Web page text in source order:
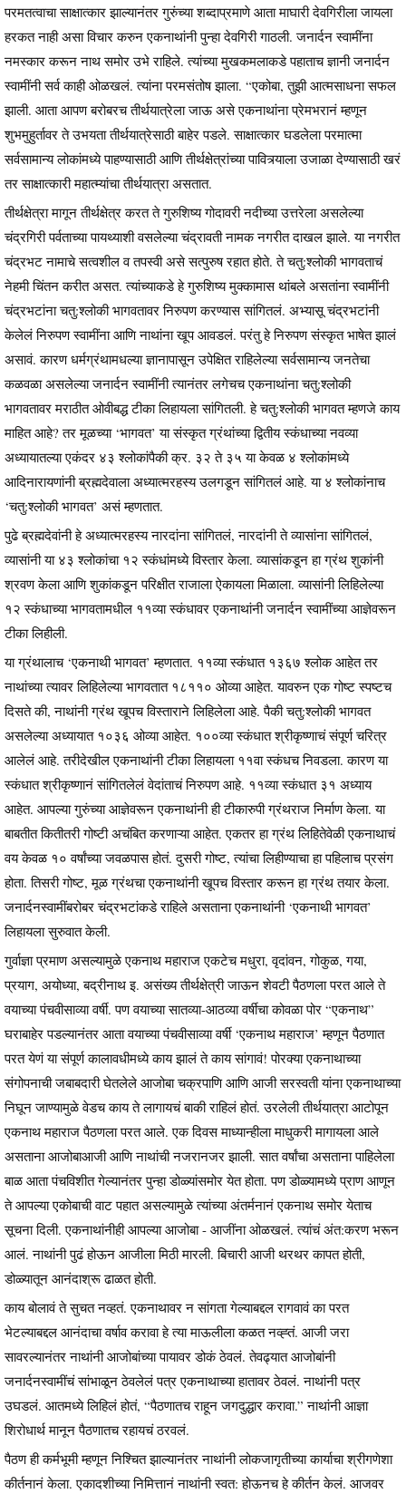
परमतत्वाचा साक्षात्कार झाल्यानंतर गुरुंच्या शब्दाप्रमाणे आता माघारी देवगिरीला जायला
हरकत नाही असा विचार करुन एकनाथांनी पुन्हा देवगिरी गाठली. जनार्दन स्वामींना
नमस्कार करून नाथ समोर उभे राहिले. त्यांच्या मुखकमलाकडे पहाताच ज्ञानी जनार्दन
स्वामींनी सर्व काही ओळखलं. त्यांना परमसंतोष झाला. “एकोबा, तुझी आत्मसाधना सफल
झाली. आता आपण बरोबरच तीर्थयात्रेला जाऊ असे एकनाथांना प्रेमभरानं म्हणून
शुभमुहुर्तावर ते उभयता तीर्थयात्रेसाठी बाहेर पडले. साक्षात्कार घडलेला परमात्मा
सर्वसामान्य लोकांमध्ये पाहण्यासाठी आणि तीर्थक्षेत्रांच्या पावित्र्याला उजाळा देण्यासाठी खरं
तर साक्षात्कारी महात्म्यांचा तीर्थयात्रा असतात.
तीर्थक्षेत्रा मागून तीर्थक्षेत्र करत ते गुरुशिष्य गोदावरी नदीच्या उत्तरेला असलेल्या
चंद्रगिरी पर्वताच्या पायथ्याशी वसलेल्या चंद्रावती नामक नगरीत दाखल झाले. या नगरीत
चंद्रभट नामाचे सत्वशील व तपस्वी असे सत्पुरुष रहात होते. ते चतु:श्लोकी भागवताचं
नेहमी चिंतन करीत असत. त्यांच्याकडे हे गुरुशिष्य मुक्कामास थांबले असतांना स्वामींनी
चंद्रभटांना चतु:श्लोकी भागवतावर निरुपण करण्यास सांगितलं. अभ्यासू चंद्रभटांनी
केलेलं निरुपण स्वामींना आणि नाथांना खूप आवडलं. परंतु हे निरुपण संस्कृत भाषेत झालं
असावं. कारण धर्मग्रंथामधल्या ज्ञानापासून उपेक्षित राहिलेल्या सर्वसामान्य जनतेचा
कळवळा असलेल्या जनार्दन स्वामींनी त्यानंतर लगेचच एकनाथांना चतु:श्लोकी
भागवतावर मराठीत ओवीबद्ध टीका लिहायला सांगितली. हे चतु:श्लोकी भागवत म्हणजे काय
माहित आहे? तर मूळच्या ‘भागवत’ या संस्कृत ग्रंथांच्या द्वितीय स्कंधाच्या नवव्या
अध्यायातल्या एकंदर ४३ श्लोकांपैकी क्र. ३२ ते ३५ या केवळ ४ श्लोकांमध्ये
आदिनारायणांनी ब्रह्मदेवाला अध्यात्मरहस्य उलगडून सांगितलं आहे. या ४ श्लोकांनाच
‘चतु:श्लोकी भागवत’ असं म्हणतात.
पुढे ब्रह्मदेवांनी हे अध्यात्मरहस्य नारदांना सांगितलं, नारदांनी ते व्यासांना सांगितलं,
व्यासांनी या ४३ श्लोकांचा १२ स्कंधांमध्ये विस्तार केला. व्यासांकडून हा ग्रंथ शुकांनी
श्रवण केला आणि शुकांकडून परिक्षीत राजाला ऐकायला मिळाला. व्यासांनी लिहिलेल्या
१२ स्कंधाच्या भागवतामधील ११व्या स्कंधावर एकनाथांनी जनार्दन स्वामींच्या आज्ञेवरून
टीका लिहीली.
या ग्रंथालाच ‘एकनाथी भागवत’ म्हणतात. ११व्या स्कंधात १३६७ श्लोक आहेत तर
नाथांच्या त्यावर लिहिलेल्या भागवतात १८११० ओव्या आहेत. यावरुन एक गोष्ट स्पष्टच
दिसते की, नाथांनी ग्रंथ खूपच विस्ताराने लिहिलेला आहे. पैकी चतु:श्लोकी भागवत
असलेल्या अध्यायात १०३६ ओव्या आहेत. १००व्या स्कंधात श्रीकृष्णाचं संपूर्ण चरित्र
आलेलं आहे. तरीदेखील एकनाथांनी टीका लिहायला ११वा स्कंधच निवडला. कारण या
स्कंधात श्रीकृष्णानं सांगितलेलं वेदांताचं निरुपण आहे. ११व्या स्कंधात ३१ अध्याय
आहेत. आपल्या गुरुंच्या आज्ञेवरून एकनाथांनी ही टीकारुपी ग्रंथराज निर्माण केला. या
बाबतीत कितीतरी गोष्टी अचंबित करणाऱ्या आहेत. एकतर हा ग्रंथ लिहितेवेळी एकनाथाचं
वय केवळ १० वर्षांच्या जवळपास होतं. दुसरी गोष्ट, त्यांचा लिहीण्याचा हा पहिलाच प्रसंग
होता. तिसरी गोष्ट, मूळ ग्रंथचा एकनाथांनी खूपच विस्तार करून हा ग्रंथ तयार केला.
जनार्दनस्वामींबरोबर चंद्रभटांकडे राहिले असताना एकनाथांनी ‘एकनाथी भागवत’
लिहायला सुरुवात केली.
गुर्वाज्ञा प्रमाण असल्यामुळे एकनाथ महाराज एकटेच मधुरा, वृदांवन, गोकुळ, गया,
प्रयाग, अयोध्या, बद्रीनाथ इ. असंख्य तीर्थक्षेत्री जाऊन शेवटी पैठणला परत आले ते
वयाच्या पंचवीसाव्या वर्षी. पण वयाच्या सातव्या-आठव्या वर्षीचा कोवळा पोर “एकनाथ”
घराबाहेर पडल्यानंतर आता वयाच्या पंचवीसाव्या वर्षी ‘एकनाथ महाराज’ म्हणून पैठणात
परत येणं या संपूर्ण कालावधीमध्ये काय झालं ते काय सांगावं! पोरक्या एकनाथाच्या
संगोपनाची जबाबदारी घेतलेले आजोबा चक्रपाणि आणि आजी सरस्वती यांना एकनाथाच्या
निघून जाण्यामुळे वेडच काय ते लागायचं बाकी राहिलं होतं. उरलेली तीर्थयात्रा आटोपून
एकनाथ महाराज पैठणला परत आले. एक दिवस माध्यान्हीला माधुकरी मागायला आले
असताना आजोबाआजी आणि नाथांची नजरानजर झाली. सात वर्षांचा असताना पाहिलेला
बाळ आता पंचविशीत गेल्यानंतर पुन्हा डोळ्यांसमोर येत होता. पण डोळ्यामध्ये प्राण आणून
ते आपल्या एकोबाची वाट पहात असल्यामुळे त्यांच्या अंतर्मनानं एकनाथ समोर येताच
सूचना दिली. एकनाथांनीही आपल्या आजोबा - आजींना ओळखलं. त्यांचं अंत:करण भरून
आलं. नाथांनी पुढं होऊन आजीला मिठी मारली. बिचारी आजी थरथर कापत होती,
डोळ्यातून आनंदाश्रू ढाळत होती.
काय बोलावं ते सुचत नव्हतं. एकनाथावर न सांगता गेल्याबद्दल रागवावं का परत
भेटल्याबद्दल आनंदाचा वर्षाव करावा हे त्या माऊलीला कळत नव्ह्तं. आजी जरा
सावरल्यानंतर नाथांनी आजोबांच्या पायावर डोकं ठेवलं. तेवढ्यात आजोबांनी
जनार्दनस्वामींचं सांभाळून ठेवलेलं पत्र एकनाथाच्या हातावर ठेवलं. नाथांनी पत्र
उघडलं. आतमध्ये लिहिलं होतं, “पैठणातच राहून जगदुद्धार करावा.” नाथांनी आज्ञा
शिरोधार्थ मानून पैठणातच रहायचं ठरवलं.
पैठण ही कर्मभूमी म्हणून निश्चित झाल्यानंतर नाथांनी लोकजागृतीच्या कार्याचा श्रीगणेशा
कीर्तनानं केला. एकादशीच्या निमित्तानं नाथांनी स्वत: होऊनच हे कीर्तन केलं. आजवर